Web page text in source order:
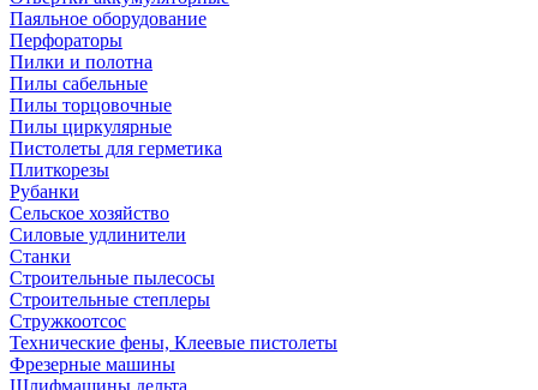
Паяльное оборудование
Перфораторы
Пилки и полотна
Пилы сабельные
Пилы торцовочные
Пилы циркулярные
Пистолеты для герметика
Плиткорезы
Рубанки
Сельское хозяйство
Силовые удлинители
Станки
Строительные пылесосы
Строительные степлеры
Стружкоотсос
Технические фены, Клеевые пистолеты
Фрезерные машины
Шлифмашины дельта